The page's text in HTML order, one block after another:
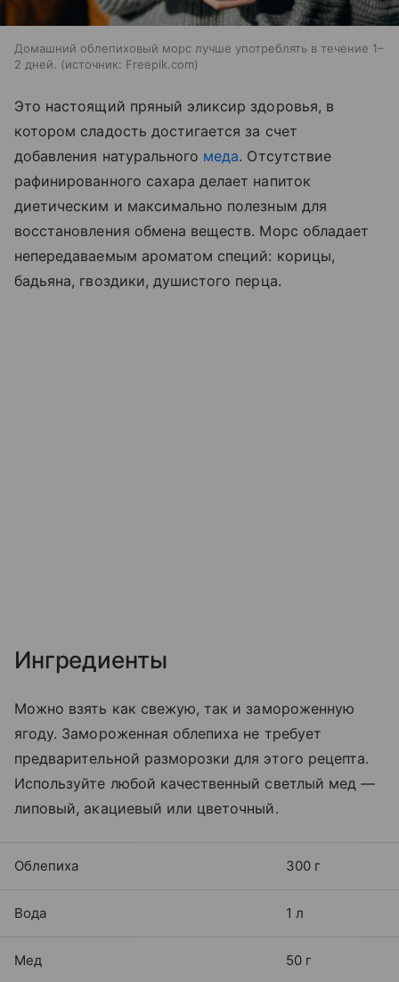
Домашний облепиховый морс лучше употреблять в течение 1–
2 дней.
источник: Freepik.com
Это настоящий пряный эликсир здоровья, в
котором сладость достигается за счет
добавления натурального меда. Отсутствие
рафинированного сахара делает напиток
диетическим и максимально полезным для
восстановления обмена веществ. Морс обладает
непередаваемым ароматом специй: корицы,
бадьяна, гвоздики, душистого перца.
Ингредиенты
Можно взять как свежую, так и замороженную
ягоду. Замороженная облепиха не требует
предварительной разморозки для этого рецепта.
Используйте любой качественный светлый мед —
липовый, акациевый или цветочный.
Облепиха 300 г
Вода 1 л
Мед 50 г